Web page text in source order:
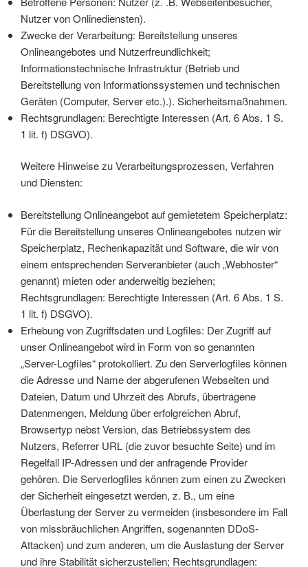
Nutzer von Onlinediensten).
Zwecke der Verarbeitung: Bereitstellung unseres
Onlineangebotes und Nutzerfreundlichkeit;
Informationstechnische Infrastruktur (Betrieb und
Bereitstellung von Informationssystemen und technischen
Geräten (Computer, Server etc.).). Sicherheitsmaßnahmen.
Rechtsgrundlagen: Berechtigte Interessen (Art. 6 Abs. 1 S.
1 lit. f) DSGVO).
Weitere Hinweise zu Verarbeitungsprozessen, Verfahren
und Diensten:
Bereitstellung Onlineangebot auf gemietetem Speicherplatz:
Für die Bereitstellung unseres Onlineangebotes nutzen wir
Speicherplatz, Rechenkapazität und Software, die wir von
einem entsprechenden Serveranbieter (auch „Webhoster“
genannt) mieten oder anderweitig beziehen;
Rechtsgrundlagen: Berechtigte Interessen (Art. 6 Abs. 1 S.
1 lit. f) DSGVO).
Erhebung von Zugriffsdaten und Logfiles: Der Zugriff auf
unser Onlineangebot wird in Form von so genannten
„Server-Logfiles“ protokolliert. Zu den Serverlogfiles können
die Adresse und Name der abgerufenen Webseiten und
Dateien, Datum und Uhrzeit des Abrufs, übertragene
Datenmengen, Meldung über erfolgreichen Abruf,
Browsertyp nebst Version, das Betriebssystem des
Nutzers, Referrer URL (die zuvor besuchte Seite) und im
Regelfall IP-Adressen und der anfragende Provider
gehören. Die Serverlogfiles können zum einen zu Zwecken
der Sicherheit eingesetzt werden, z. B., um eine
Überlastung der Server zu vermeiden (insbesondere im Fall
von missbräuchlichen Angriffen, sogenannten DDoS-
Attacken) und zum anderen, um die Auslastung der Server
und ihre Stabilität sicherzustellen; Rechtsgrundlagen: